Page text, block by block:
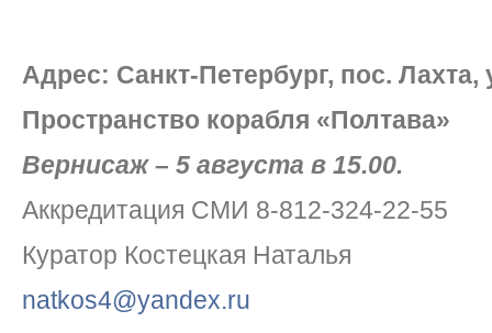
Адрес: Санкт-Петербург, пос. Лахта,
Пространство корабля «Полтава»
Вернисаж – 5 августа в 15.00.
Аккредитация СМИ 8-812-324-22-55
Куратор Костецкая Наталья
natkos4@yandex.ru